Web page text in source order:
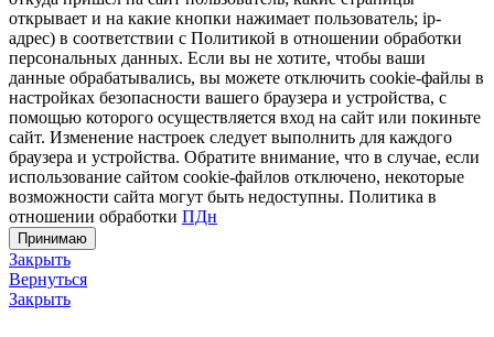
открывает и на какие кнопки нажимает пользователь; ip-
адрес) в соответствии с Политикой в отношении обработки
персональных данных. Если вы не хотите, чтобы ваши
данные обрабатывались, вы можете отключить cookie-файлы в
настройках безопасности вашего браузера и устройства, с
помощью которого осуществляется вход на сайт или покиньте
сайт. Изменение настроек следует выполнить для каждого
браузера и устройства. Обратите внимание, что в случае, если
использование сайтом cookie-файлов отключено, некоторые
возможности сайта могут быть недоступны. Политика в
отношении обработки ПДн
Принимаю
Закрыть
Вернуться
Закрыть